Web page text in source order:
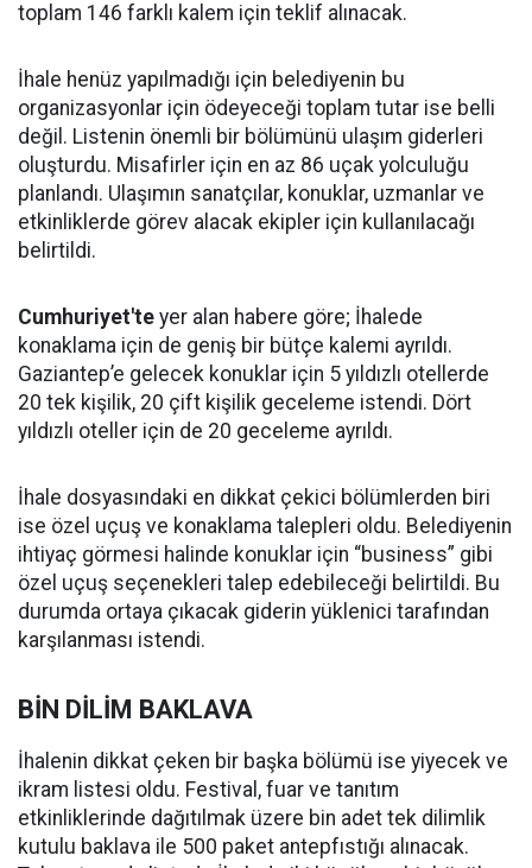
toplam 146 farklı kalem için teklif alınacak.
İhale henüz yapılmadığı için belediyenin bu
organizasyonlar için ödeyeceği toplam tutar ise belli
değil. Listenin önemli bir bölümünü ulaşım giderleri
oluşturdu. Misafirler için en az 86 uçak yolculuğu
planlandı. Ulaşımın sanatçılar, konuklar, uzmanlar ve
etkinliklerde görev alacak ekipler için kullanılacağı
belirtildi.
Cumhuriyet'te yer alan habere göre; İhalede
konaklama için de geniş bir bütçe kalemi ayrıldı.
Gaziantep’e gelecek konuklar için 5 yıldızlı otellerde
20 tek kişilik, 20 çift kişilik geceleme istendi. Dört
yıldızlı oteller için de 20 geceleme ayrıldı.
İhale dosyasındaki en dikkat çekici bölümlerden biri
ise özel uçuş ve konaklama talepleri oldu. Belediyenin
ihtiyaç görmesi halinde konuklar için “business” gibi
özel uçuş seçenekleri talep edebileceği belirtildi. Bu
durumda ortaya çıkacak giderin yüklenici tarafından
karşılanması istendi.
BİN DİLİM BAKLAVA
İhalenin dikkat çeken bir başka bölümü ise yiyecek ve
ikram listesi oldu. Festival, fuar ve tanıtım
etkinliklerinde dağıtılmak üzere bin adet tek dilimlik
kutulu baklava ile 500 paket antepfıstığı alınacak.